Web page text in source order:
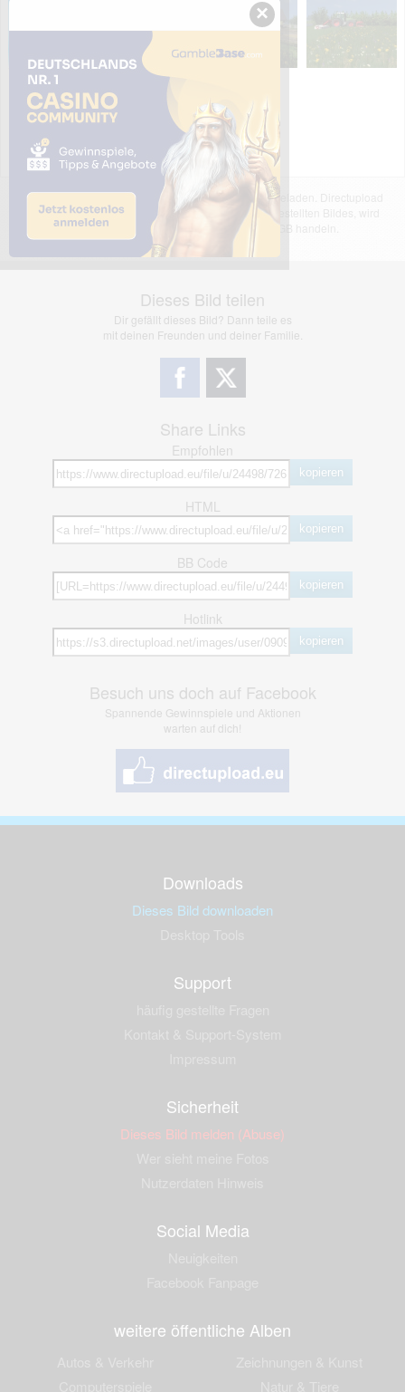
Das dargestellte Bild wurde von einem Nutzer hochgeladen. Directupload
übernimmt keinerlei Haftung für den Inhalt des dargestellten Bildes, wird
jedoch bei Verstößen nach §2(3) unserer AGB handeln.
Dieses Bild teilen
Dir gefällt dieses Bild? Dann teile es
mit deinen Freunden und deiner Familie.
Share Links
Empfohlen
kopieren
HTML
kopieren
BB Code
kopieren
Hotlink
kopieren
Besuch uns doch auf Facebook
Spannende Gewinnspiele und Aktionen
warten auf dich!
Downloads
Dieses Bild downloaden
Support
Sicherheit
Dieses Bild melden (Abuse)
Social Media
weitere öffentliche Alben
×